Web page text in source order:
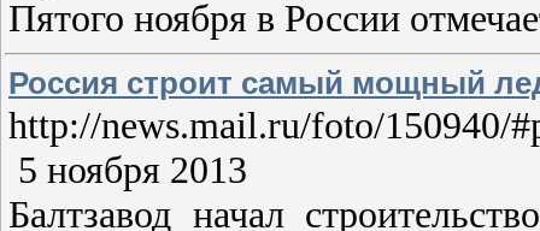
Пятого ноября в России
Россия строит самый мощный
http://news.mail.ru/foto/150940/
5 ноября 2013
Балтзавод начал